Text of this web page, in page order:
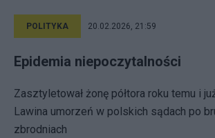
POLITYKA 20.02.2026, 21:59
Epidemia niepoczytalności
Zasztyletował żonę półtora roku temu i
Lawina umorzeń w polskich sądach po
zbrodniach